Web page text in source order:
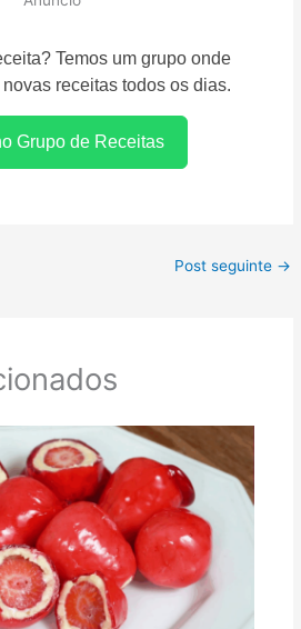
Temos um grupo onde
receitas todos os dias.
Grupo de Receitas
Post seguinte →